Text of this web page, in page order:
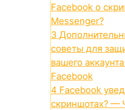
Facebook о
Messenger?
3
советы для
вашего
Facebook
4 Facebook
скриншотах? —